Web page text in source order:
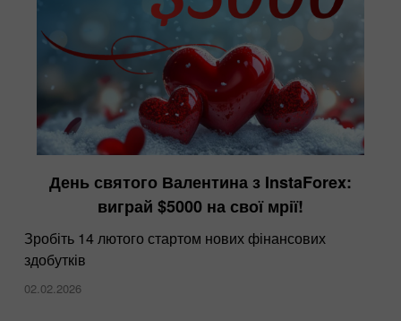
День святого Валентина з InstaForex:
виграй $5000 на свої мрії!
Зробіть 14 лютого стартом нових фінансових
здобутків
02.02.2026